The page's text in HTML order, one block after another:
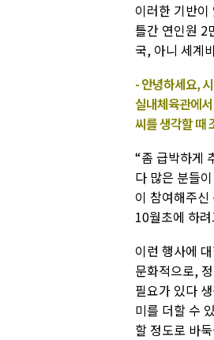
이러한 기반
틀간 연인원 2
국, 아니 세계
- 안녕하세요,
실내체육관에
씨를 생각할 때
“좀 급박하게
다 많은 분들
이 참여해주
10월초에 하
이런 행사에
문화적으로,
필요가 있다
미를 더할 수
할 정도로 바